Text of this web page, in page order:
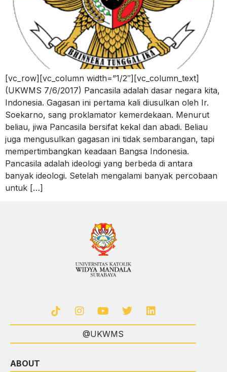
[vc_row][vc_column width=”1/2″][vc_column_text]
(UKWMS 7/6/2017) Pancasila adalah dasar negara kita,
Indonesia. Gagasan ini pertama kali diusulkan oleh Ir.
Soekarno, sang proklamator kemerdekaan. Menurut
beliau, jiwa Pancasila bersifat kekal dan abadi. Beliau
juga mengusulkan gagasan ini tidak sembarangan, tapi
mempertimbangkan keadaan Bangsa Indonesia.
Pancasila adalah ideologi yang berbeda di antara
banyak ideologi. Setelah mengalami banyak percobaan
untuk […]
@UKWMS
ABOUT